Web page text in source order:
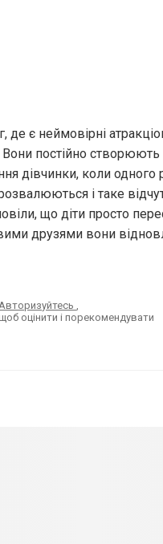
де є неймовірні
постійно створюють
дівчинки, коли одного
і таке
що діти просто
друзями вони
,
оцінити і порекомендувати